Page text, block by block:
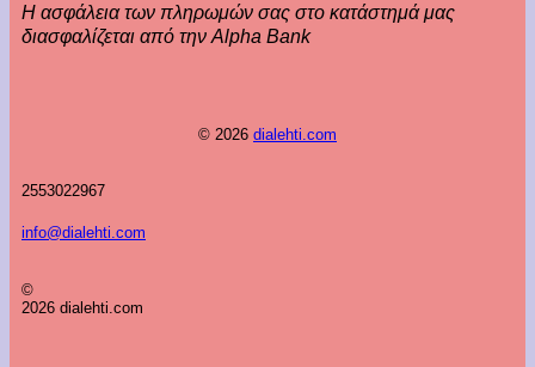
Η ασφάλεια των πληρωμών σας στο κατάστημά μας
διασφαλίζεται από την Alpha Bank
© 2026 dialehti.com
2553022967
info@dialehti.com
©
2026 dialehti.com